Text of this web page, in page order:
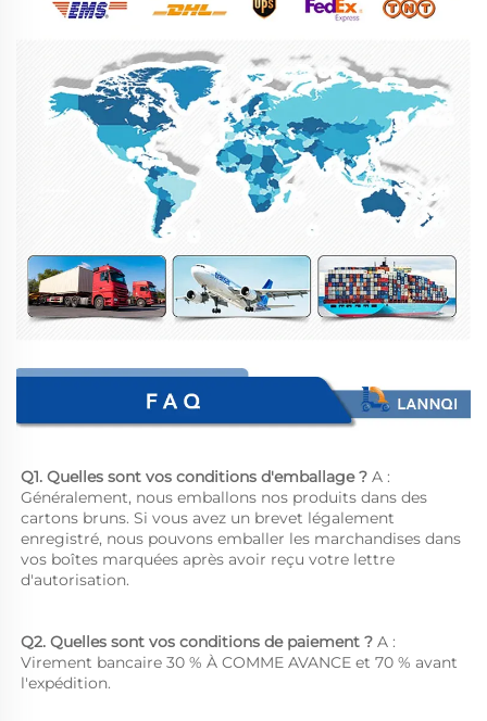
Q1. Quelles sont vos conditions d'emballage ? A :
Généralement, nous emballons nos produits dans des
cartons bruns. Si vous avez un brevet légalement
enregistré, nous pouvons emballer les marchandises dans
vos boîtes marquées après avoir reçu votre lettre
d'autorisation.
Q2. Quelles sont vos conditions de paiement ? A :
Virement bancaire 30 % À COMME AVANCE et 70 % avant
l'expédition.